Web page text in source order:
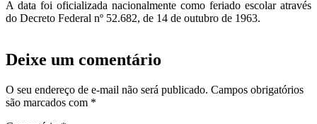
A data foi oficializada nacionalmente como feriado escolar através
do Decreto Federal nº 52.682, de 14 de outubro de 1963.
Deixe um comentário
O seu endereço de e-mail não será publicado. Campos obrigatórios
são marcados com *